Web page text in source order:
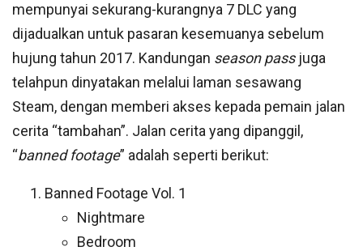
mempunyai sekurang-kurangnya 7 DLC yang
dijadualkan untuk pasaran kesemuanya sebelum
hujung tahun 2017. Kandungan season passjuga
telahpun dinyatakan melalui laman sesawang
Steam, dengan memberi akses kepada pemain jalan
cerita “tambahan”. Jalan cerita yang dipanggil,
“banned footage” adalah seperti berikut:
Banned Footage Vol. 1
Nightmare
Bedroom